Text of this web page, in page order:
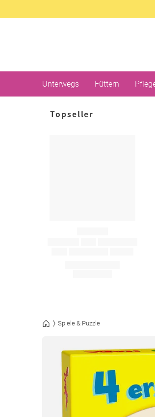
Unterwegs Füttern
Topseller
Spiele & Puzzle